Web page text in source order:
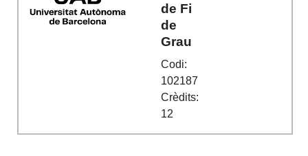
de Fi
de
Grau
Codi:
102187
Crèdits:
12